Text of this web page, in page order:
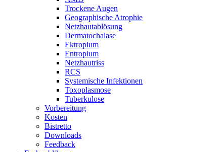
Trockene Augen
Geographische Atrophie
Netzhautablösung
Dermatochalase
Ektropium
Entropium
Netzhautriss
RCS
Systemische Infektionen
Toxoplasmose
Tuberkulose
Vorbereitung
Kosten
Bistretto
Downloads
Feedback